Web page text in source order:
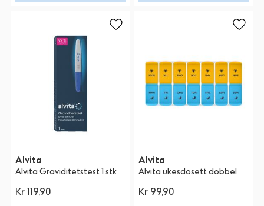
Alvita
Alvita Graviditetstest 1 stk
Kr 119,90
Alvita
Alvita ukesdosett dobbel
Kr 99,90